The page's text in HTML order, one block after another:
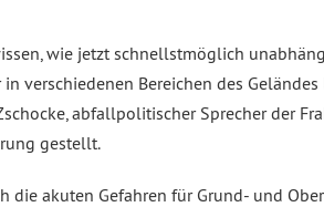
wie jetzt schnellstmöglich
verschiedenen Bereichen des
abfallpolitischer Sprecher der
gestellt.
die akuten Gefahren für Grund- und